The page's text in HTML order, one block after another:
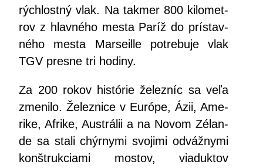
rých­lost­ný vlak. Na tak­mer 800 kilo­met­
rov z hlav­né­ho mes­ta Paríž do prí­stav­
né­ho mes­ta Mar­se­il­le potre­bu­je vlak
TGV pres­ne tri hodiny.
Za 200 rokov his­tó­rie želez­níc sa veľa
zme­ni­lo. Želez­ni­ce v Euró­pe, Ázii, Ame­
ri­ke, Afri­ke, Aus­trá­lii a na Novom Zélan­
de sa sta­li chýr­ny­mi svo­ji­mi odváž­ny­mi
kon­štruk­cia­mi mos­tov, via­duk­tov